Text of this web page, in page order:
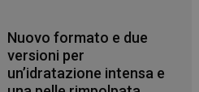
Nuovo formato e due
versioni per
un’idratazione intensa e